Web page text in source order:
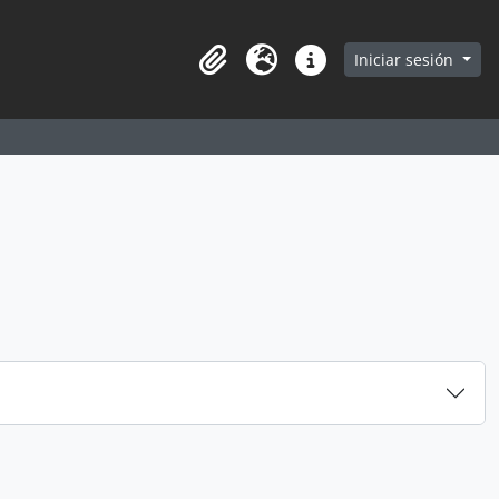
in browse page
Portapapeles
Idioma Enlaces rápidos
Iniciar sesión